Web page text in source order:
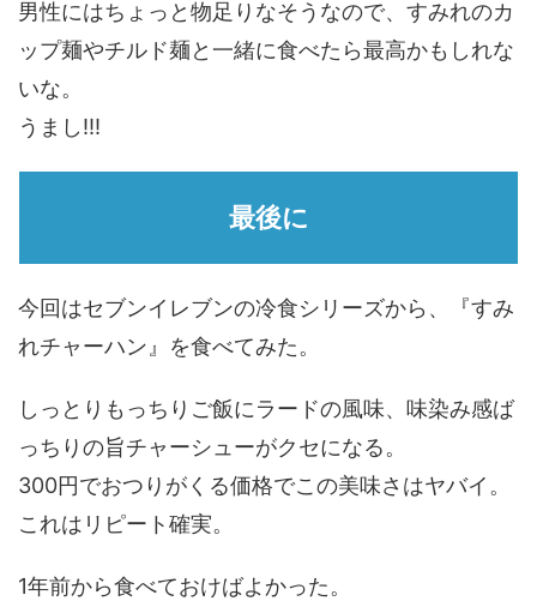
男性にはちょっと物足りなそうなので、すみれのカ
ップ麺やチルド麺と一緒に食べたら最高かもしれな
いな。
うまし!!!
最後に
今回はセブンイレブンの冷食シリーズから、『すみ
れチャーハン』を食べてみた。
しっとりもっちりご飯にラードの風味、味染み感ば
っちりの旨チャーシューがクセになる。
300円でおつりがくる価格でこの美味さはヤバイ。
これはリピート確実。
1年前から食べておけばよかった。